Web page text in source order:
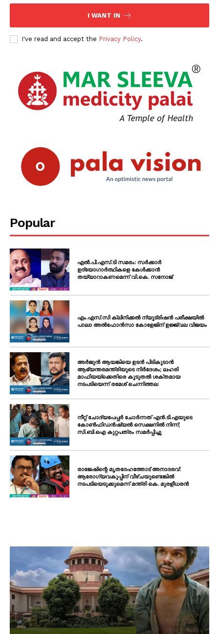
SUBSCRIBE NOW
About
Contact us
Subscription Plans
I WANT IN
I've read and accept the Privacy Policy.
Popular
എൽ.പി.എസ്.ടി സമരം: സർക്കാർ
ഉദ്യോഗാർത്ഥികളെ കേൾക്കാൻ
തയ്യാറാകണമെന്ന് വി.കെ. സനോജ്
എം.എസ്.സി ക്ലിനിക്കൽ ന്യൂട്രിഷൻ പരീക്ഷയിൽ
പാലാ അൽഫോൻസാ കോളേജിന് ഉജ്ജ്വല വിജയം
അർജുൻ ആയങ്കിയെ ഉടൻ പിടികൂടാൻ
ആഭ്യന്തരമന്ത്രിയുടെ നിർദേശം; ലഹരി
മാഫിയയ്ക്കെതിരെ കൂടുതൽ ശക്തമായ
നടപടിയെന്ന് രമേശ് ചെന്നിത്തല
നീറ്റ് ചോദ്യപേപ്പർ ചോർന്നത് എൻ.ടി.എയുടെ
കോൺഫിഡൻഷ്യൽ സെക്ഷനിൽ നിന്ന്;
സി.ബി.ഐ കുറ്റപത്രം സമർപ്പിച്ചു
രാജേഷിന്റെ മൃതദേഹത്തോട് അനാദരവ്:
ആരോഗ്യവകുപ്പിന് വീഴ്ചയുണ്ടെങ്കിൽ
നടപടിയെടുക്കുമെന്ന് മന്ത്രി കെ. മുരളീധരൻ